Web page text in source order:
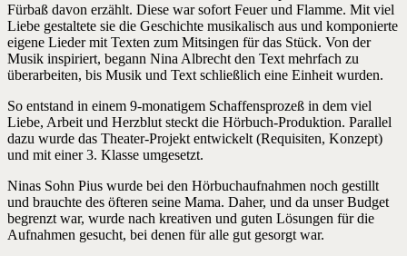
Fürbaß davon erzählt. Diese war sofort Feuer und Flamme. Mit viel
Liebe gestaltete sie die Geschichte musikalisch aus und komponierte
eigene Lieder mit Texten zum Mitsingen für das Stück. Von der
Musik inspiriert, begann Nina Albrecht den Text mehrfach zu
überarbeiten, bis Musik und Text schließlich eine Einheit wurden.
So entstand in einem 9-monatigem Schaffensprozeß in dem viel
Liebe, Arbeit und Herzblut steckt die Hörbuch-Produktion. Parallel
dazu wurde das Theater-Projekt entwickelt (Requisiten, Konzept)
und mit einer 3. Klasse umgesetzt.
Ninas Sohn Pius wurde bei den Hörbuchaufnahmen noch gestillt
und brauchte des öfteren seine Mama. Daher, und da unser Budget
begrenzt war, wurde nach kreativen und guten Lösungen für die
Aufnahmen gesucht, bei denen für alle gut gesorgt war.